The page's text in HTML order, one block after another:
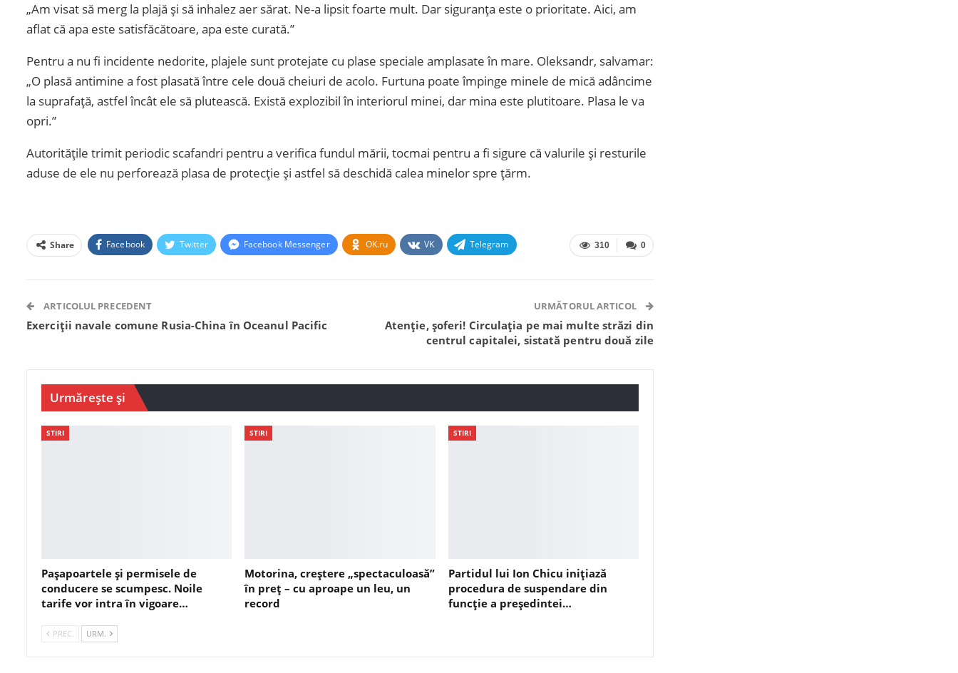
„Am visat să merg la plajă și să inhalez aer sărat. Ne-a lipsit foarte mult. Dar siguranța este o prioritate. Aici, am
aflat că apa este satisfăcătoare, apa este curată.”
Pentru a nu fi incidente nedorite, plajele sunt protejate cu plase speciale amplasate în mare. Oleksandr, salvamar:
„O plasă antimine a fost plasată între cele două cheiuri de acolo. Furtuna poate împinge minele de mică adâncime
la suprafață, astfel încât ele să plutească. Există explozibil în interiorul minei, dar mina este plutitoare. Plasa le va
opri.”
Autoritățile trimit periodic scafandri pentru a verifica fundul mării, tocmai pentru a fi sigure că valurile și resturile
aduse de ele nu perforează plasa de protecție și astfel să deschidă calea minelor spre țărm.
0
310
Share Facebook Twitter Facebook Messenger OK.ru VK Telegram
ARTICOLUL PRECEDENT
Exerciţii navale comune Rusia-China în Oceanul Pacific
URMĂTORUL ARTICOL
Atenție, șoferi! Circulația pe mai multe străzi din
centrul capitalei, sistată pentru două zile
Urmărește și
STIRI
Pașapoartele și permisele de
conducere se scumpesc. Noile
tarife vor intra în vigoare…
STIRI
Motorina, creștere „spectaculoasă”
în preț – cu aproape un leu, un
record
STIRI
Partidul lui Ion Chicu inițiază
procedura de suspendare din
funcție a președintei…
PREC. URM.